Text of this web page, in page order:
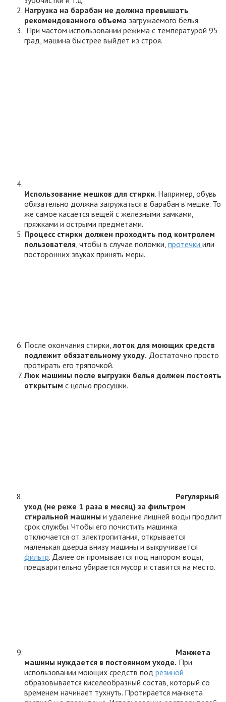
Нагрузка на барабан не должна превышать
рекомендованного объема загружаемого белья.
При частом использовании режима с температурой 95
град, машина быстрее выйдет из строя.
Использование мешков для стирки. Например, обувь
обязательно должна загружаться в барабан в мешке. То
же самое касается вещей с железными замками,
пряжками и острыми предметами.
Процесс стирки должен проходить под контролем
пользователя, чтобы в случае поломки, протечки или
посторонних звуках принять меры.
После окончания стирки,лоток для моющих средств
подлежит обязательному уходу. Достаточно просто
протирать его тряпочкой.
Люк машины после выгрузки белья должен постоять
открытым с целью просушки.
Регулярный
уход (не реже 1 раза в месяц) за фильтром
стиральной машины и удаление лишней воды продлит
срок службы. Чтобы его почистить машинка
отключается от электропитания, открывается
маленькая дверца внизу машины и выкручивается
фильтр. Далее он промывается под напором воды,
предварительно убирается мусор и ставится на место.
Манжета
машины нуждается в постоянном уходе. При
использовании моющих средств под резиной
образовывается киселеобразный состав, который со
временем начинает тухнуть. Протирается манжета